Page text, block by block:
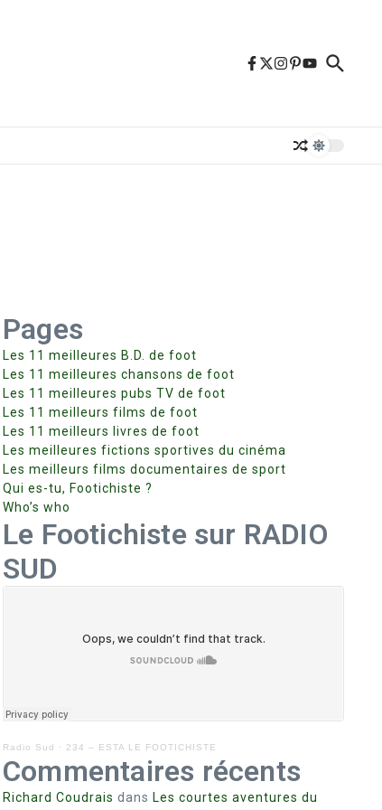
Pages
Les 11 meilleures B.D. de foot
Les 11 meilleures chansons de foot
Les 11 meilleures pubs TV de foot
Les 11 meilleurs films de foot
Les 11 meilleurs livres de foot
Les meilleures fictions sportives du cinéma
Les meilleurs films documentaires de sport
Qui es-tu, Footichiste ?
Who’s who
Le Footichiste sur RADIO
SUD
Radio Sud · 234 – ESTA LE FOOTICHISTE
Commentaires récents
Richard Coudrais dans Les courtes aventures du